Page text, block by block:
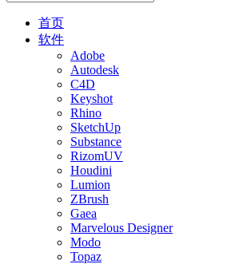
首页
软件
Adobe
Autodesk
C4D
Keyshot
Rhino
SketchUp
Substance
RizomUV
Houdini
Lumion
ZBrush
Gaea
Marvelous Designer
Modo
Topaz